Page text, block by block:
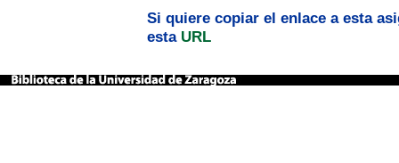
Si quiere copiar el enlace a esta
esta URL